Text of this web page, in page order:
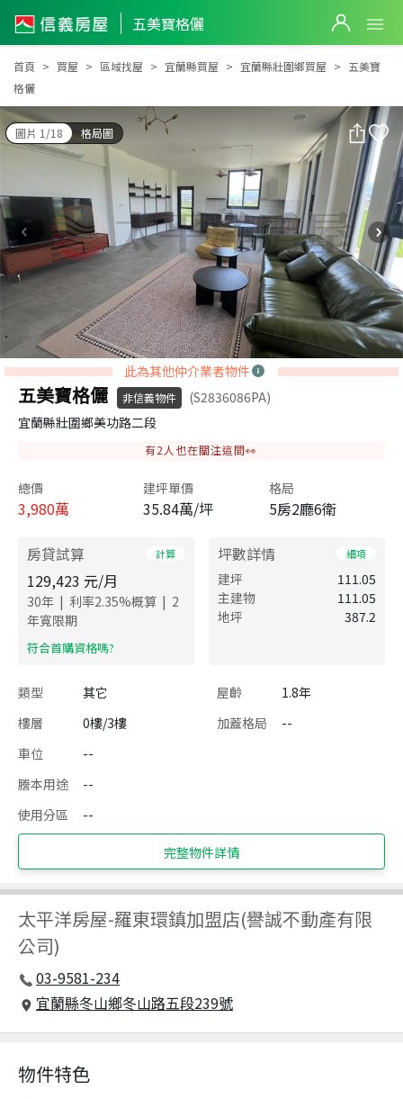
五美寶格儷
五美寶格儷
首頁 買屋 區域找屋 宜蘭縣買屋 宜蘭縣壯圍鄉買屋
五美寶
格儷
圖片 1/18 格局圖
此為其他仲介業者物件
五美寶格儷 非信義物件
(S2836086PA)
宜蘭縣壯圍鄉美功路二段
有2 人也在關注這間👀
總價
3,980萬
建坪單價
35.84萬/坪
格局
5房2廳6衛
房貸試算 計算
129,423 元/月
30年 | 利率2.35%概算 | 2
年寬限期
​符合首購資格嗎?
坪數詳情 細項
建坪
111.05
主建物
111.05
地坪
387.2
類型 其它 屋齡
1.8年
樓層
0樓/3樓 加蓋格局
--
車位
--
謄本用途
--
使用分區
--
完整物件詳情
太平洋房屋-羅東環鎮加盟店(譽誠不動產有限
公司)
03-9581-234
宜蘭縣冬山鄉冬山路五段239號
物件特色